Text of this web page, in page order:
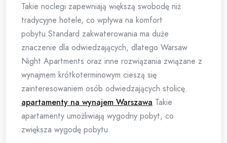
Takie noclegi zapewniają większą swobodę niż
tradycyjne hotele, co wpływa na komfort
pobytu.Standard zakwaterowania ma duże
znaczenie dla odwiedzających, dlatego Warsaw
Night Apartments oraz inne rozwiązania związane z
wynajmem krótkoterminowym cieszą się
zainteresowaniem osób odwiedzających stolicę.
apartamenty na wynajem Warszawa Takie
apartamenty umożliwiają wygodny pobyt, co
zwiększa wygodę pobytu.